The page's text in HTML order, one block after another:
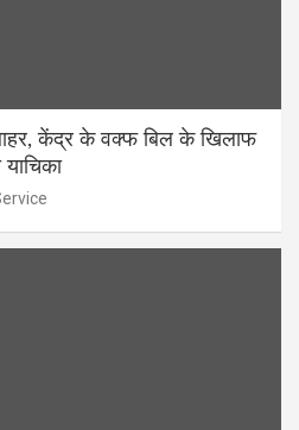
केंद्र के वक्फ बिल के खिलाफ